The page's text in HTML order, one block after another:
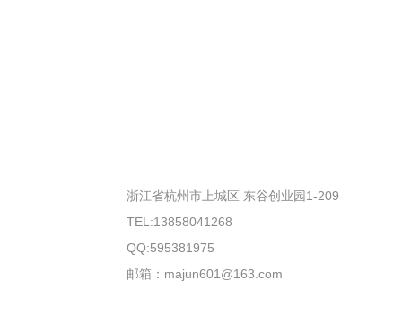
浙江省杭州市上城区 东谷创业园1-209
TEL:13858041268
QQ:595381975
邮箱：majun601@163.com